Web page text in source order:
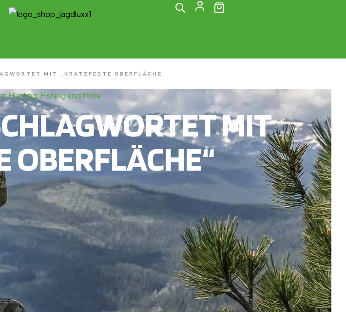
MIT „KRATZFESTE OBERFLÄCHE“
Hunting, Fishing and More
MIT
OBERFLÄCHE“